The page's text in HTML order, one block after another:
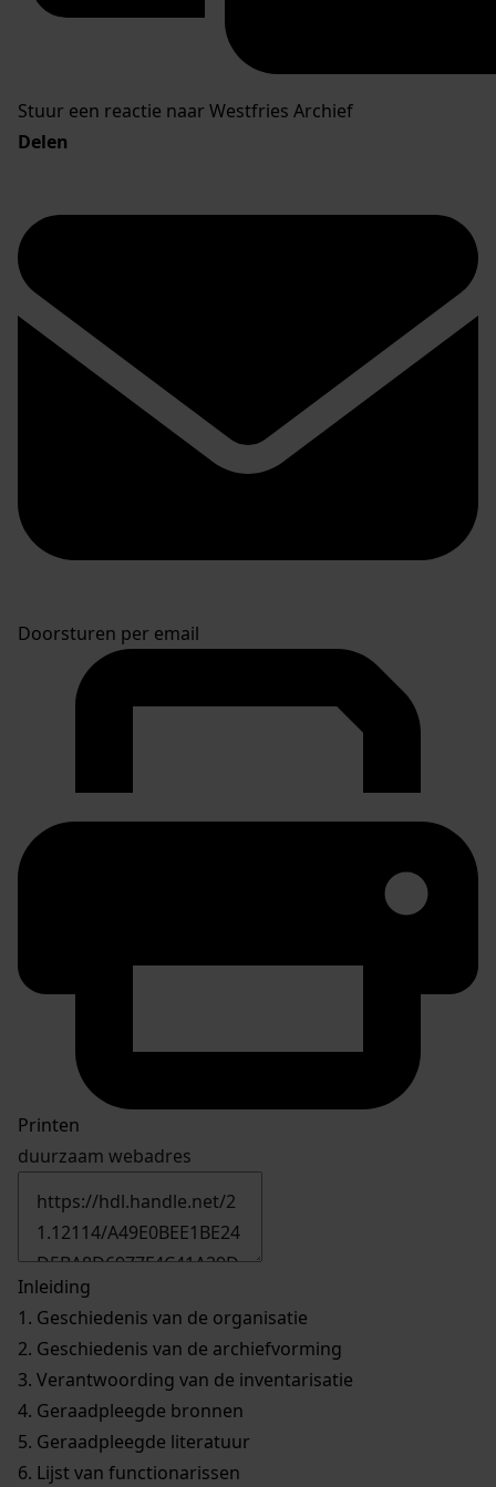
Stuur een reactie naar Westfries Archief
Delen
Doorsturen per email
Printen
duurzaam webadres
Inleiding
1. Geschiedenis van de organisatie
2. Geschiedenis van de archiefvorming
3. Verantwoording van de inventarisatie
4. Geraadpleegde bronnen
5. Geraadpleegde literatuur
6. Lijst van functionarissen